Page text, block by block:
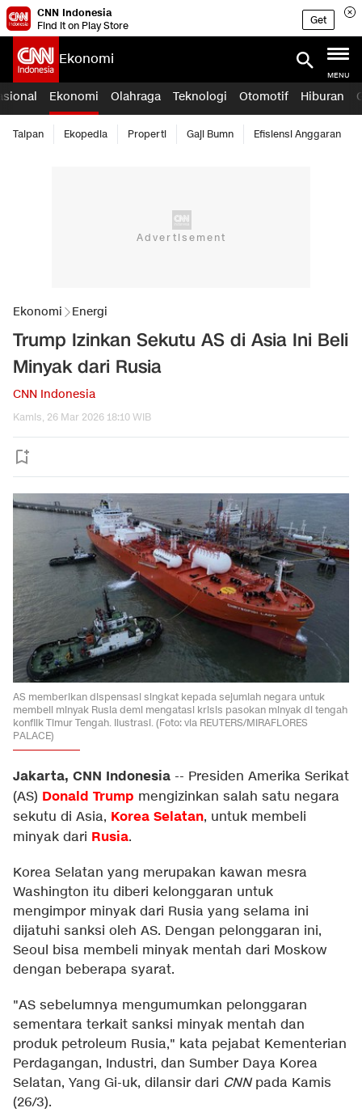
CNN Indonesia
Find it on Play Store
Get
Ekonomi
MENU
Ekonomi Olahraga Teknologi Otomotif Hiburan
Taipan Ekopedia Properti Gaji Bumn Efisiensi Anggaran
Ekonomi Energi
Trump Izinkan Sekutu AS di Asia Ini Beli
Minyak dari Rusia
CNN Indonesia
Kamis, 26 Mar 2026 18:10 WIB
AS memberikan dispensasi singkat kepada sejumlah negara untuk
membeli minyak Rusia demi mengatasi krisis pasokan minyak di tengah
konflik Timur Tengah. Ilustrasi. (Foto: via REUTERS/MIRAFLORES
PALACE)
Jakarta, CNN Indonesia -- Presiden Amerika Serikat
(AS) Donald Trump mengizinkan salah satu negara
sekutu di Asia, Korea Selatan, untuk membeli
minyak dari Rusia.
Korea Selatan yang merupakan kawan mesra
Washington itu diberi kelonggaran untuk
mengimpor minyak dari Rusia yang selama ini
dijatuhi sanksi oleh AS. Dengan pelonggaran ini,
Seoul bisa membeli minyak mentah dari Moskow
dengan beberapa syarat.
"AS sebelumnya mengumumkan pelonggaran
sementara terkait sanksi minyak mentah dan
produk petroleum Rusia," kata pejabat Kementerian
Perdagangan, Industri, dan Sumber Daya Korea
Selatan, Yang Gi-uk, dilansir dari CNN pada Kamis
(26/3).